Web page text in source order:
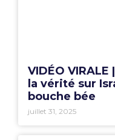
VIDÉO
la vérité sur
bouche bée
juillet 31, 2025